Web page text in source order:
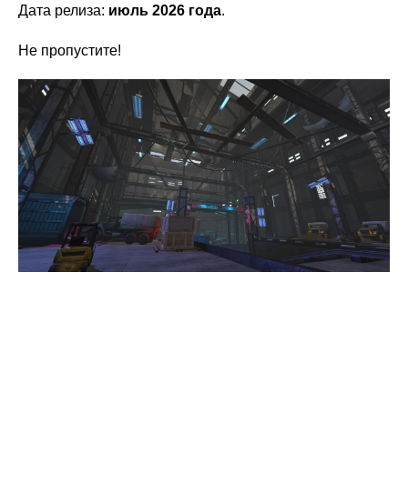
Дата релиза: июль 2026 года.
Не пропустите!